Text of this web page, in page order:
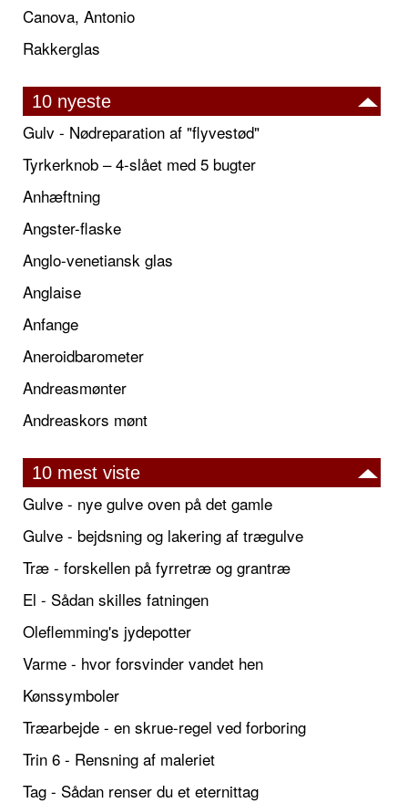
Canova, Antonio
Rakkerglas
10 nyeste
Gulv - Nødreparation af "flyvestød"
Tyrkerknob – 4-slået med 5 bugter
Anhæftning
Angster-flaske
Anglo-venetiansk glas
Anglaise
Anfange
Aneroidbarometer
Andreasmønter
Andreaskors mønt
10 mest viste
Gulve - nye gulve oven på det gamle
Gulve - bejdsning og lakering af trægulve
Træ - forskellen på fyrretræ og grantræ
El - Sådan skilles fatningen
Oleflemming's jydepotter
Varme - hvor forsvinder vandet hen
Kønssymboler
Træarbejde - en skrue-regel ved forboring
Trin 6 - Rensning af maleriet
Tag - Sådan renser du et eternittag